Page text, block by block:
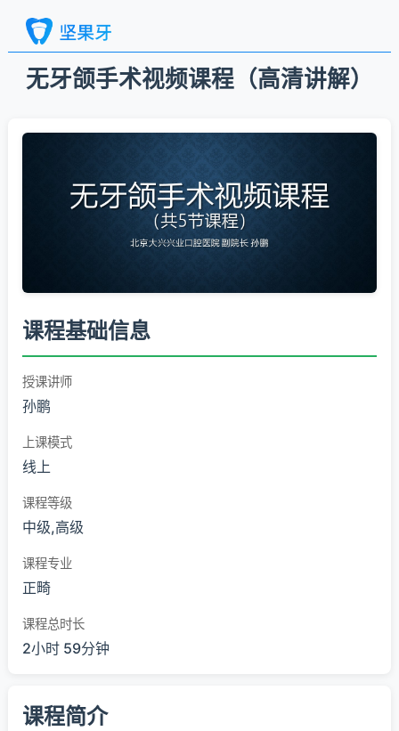
无牙颌手术视频课程（高清讲解）
课程基础信息
授课讲师
孙鹏
上课模式
线上
课程等级
中级,高级
课程专业
正畸
课程总时长
2小时 59分钟
课程简介